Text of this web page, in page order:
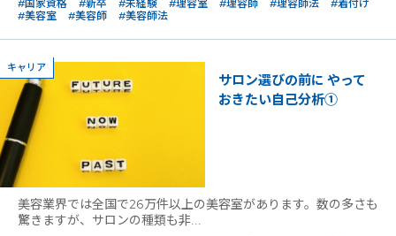
#国家資格
#新卒 #未経験 #理容室 #理容師 #理容師法
#着付け
#美容室
#美容師 #美容師法
キャリア
サロン選びの前に やって
おきたい自己分析①
美容業界では全国で26万件以上の美容室があります。数の多さも
驚きますが、サロンの種類も非...